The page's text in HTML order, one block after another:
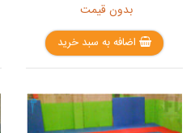
بدون قیمت
اضافه به سبد خرید